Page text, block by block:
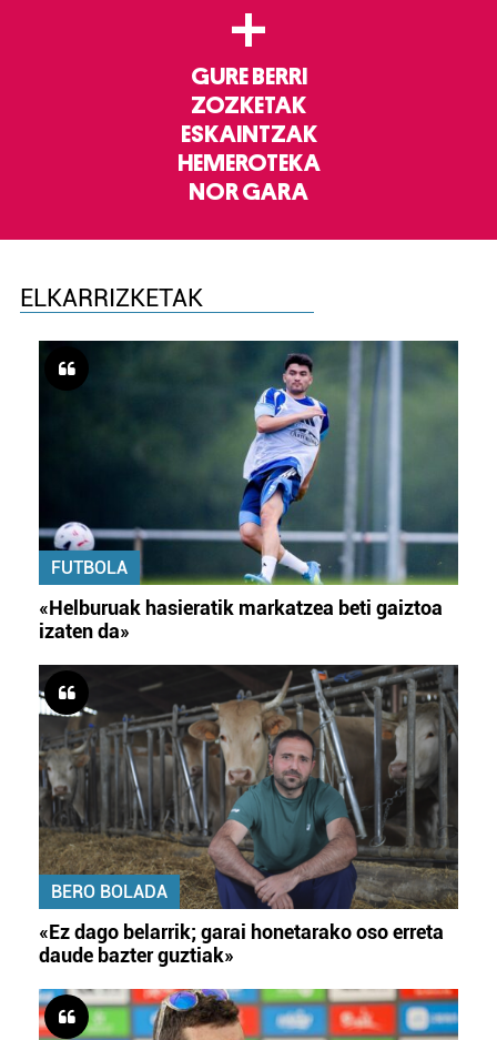
+
GURE BERRI
ZOZKETAK
ESKAINTZAK
HEMEROTEKA
NOR GARA
ELKARRIZKETAK
FUTBOLA
«Helburuak hasieratik markatzea beti gaiztoa
izaten da»
BERO BOLADA
«Ez dago belarrik; garai honetarako oso erreta
daude bazter guztiak»